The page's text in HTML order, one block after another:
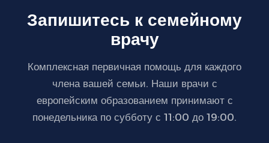
Запишитесь к семейному
врачу
Комплексная первичная помощь для каждого
члена вашей семьи. Наши врачи с
европейским образованием принимают с
понедельника по субботу с 11:00 до 19:00.